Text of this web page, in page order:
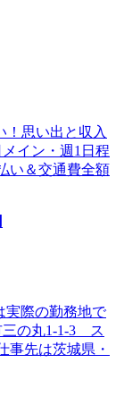
！思い出と収入
イン・週1日程
い＆交通費全額
際の勤務地で
三の丸1-1-3 ス
事先は茨城県・